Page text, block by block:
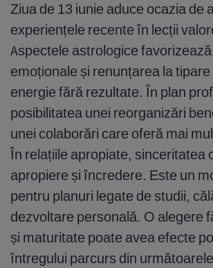
Ziua de 13 iunie aduce ocazia de
experiențele recente în lecții
Aspectele astrologice
emoționale și renunțarea la
energie fără rezultate. În plan
posibilitatea unei reorganizări
unei colaborări care oferă mai
În relațiile apropiate, sinceritatea
apropiere și încredere. Este un
pentru planuri legate de studii,
dezvoltare personală. O alegere
și maturitate poate avea efecte
întregului parcurs din